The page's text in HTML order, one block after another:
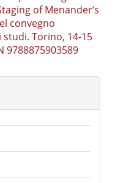
of Menander’s
convegno
Torino, 14-15
9788875903589